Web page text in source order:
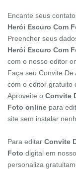
Encante seus
Herói Escuro Com
Preencher seus
Herói Escuro Com
com o nosso editor
Faça seu Convite
com o editor gratuito
Aproveite o Convite
Foto online para
site sem instalar
Para editar Convite
Foto digital em
personaliza